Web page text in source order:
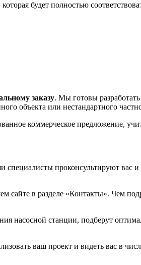
будет полностью
заказу. Мы готовы
объекта или нестандартного
коммерческое предложение,
специалисты проконсультируют вас
сайте в разделе «Контакты». Чем
насосной станции, подберут
ваш проект и видеть вас в